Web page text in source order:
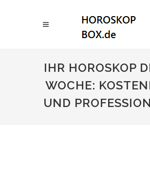
IHR HOROSKOP
WOCHE:
UND